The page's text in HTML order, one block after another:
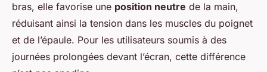
bras, elle favorise une position neutre de la main,
réduisant ainsi la tension dans les muscles du poignet
et de l’épaule. Pour les utilisateurs soumis à des
journées prolongées devant l’écran, cette différence